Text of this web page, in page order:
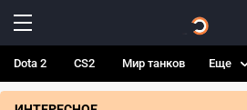
Dota 2 CS2 Мир танков Еще